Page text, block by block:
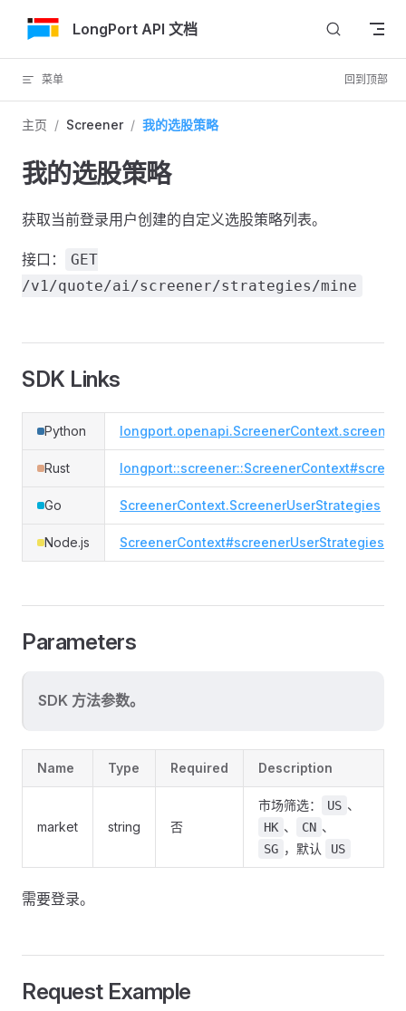
跳转到内容LongPort API 文档
菜单 回到顶部
主页 / Screener / 我的选股策略
我的选股策略
获取当前登录用户创建的自定义选股策略列表。
接口：
GET
/v1/quote/ai/screener/strategies/mine
SDK Links
Python
Rust
Go ScreenerContext.ScreenerUserStrategies
Node.js ScreenerContext#screenerUserStrategies
Parameters
SDK 方法参数。
Name Type Required Description
market string 否
市场筛选： US 、
HK 、 CN 、
SG ，默认 US
需要登录。
Request Example